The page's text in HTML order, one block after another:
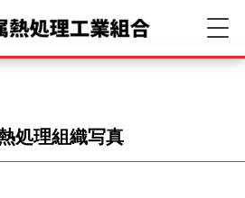
処理組織写真